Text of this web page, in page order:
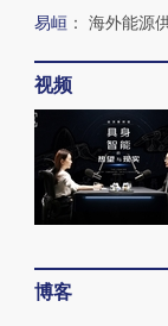
易峘 ： 海外能源
视频
博客